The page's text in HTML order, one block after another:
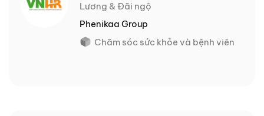
Lương & Đãi ngộ
Phenikaa Group
Chăm sóc sức khỏe và bệnh viên